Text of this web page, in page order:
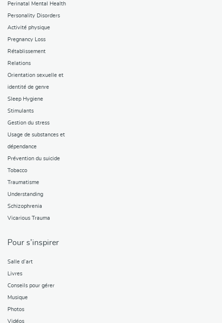
Perinatal Mental Health
Personality Disorders
Activité physique
Pregnancy Loss
Rétablissement
Relations
Orientation sexuelle et
identité de genre
Sleep Hygiene
Stimulants
Gestion du stress
Usage de substances et
dépendance
Prévention du suicide
Tobacco
Traumatisme
Understanding
Schizophrenia
Vicarious Trauma
Pour s’inspirer
Salle d’art
Livres
Conseils pour gérer
Musique
Photos
Vidéos